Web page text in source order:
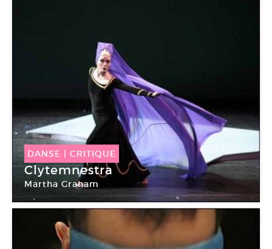
DANSE | CRITIQUE
Clytemnestra
Martha Graham
Théâtre du Châtelet